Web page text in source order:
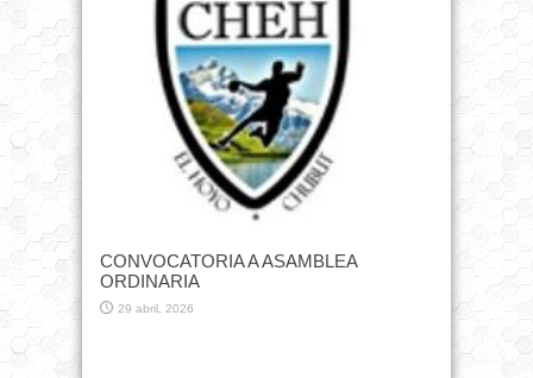
CONVOCATORIA A ASAMBLEA
ORDINARIA
29 abril, 2026